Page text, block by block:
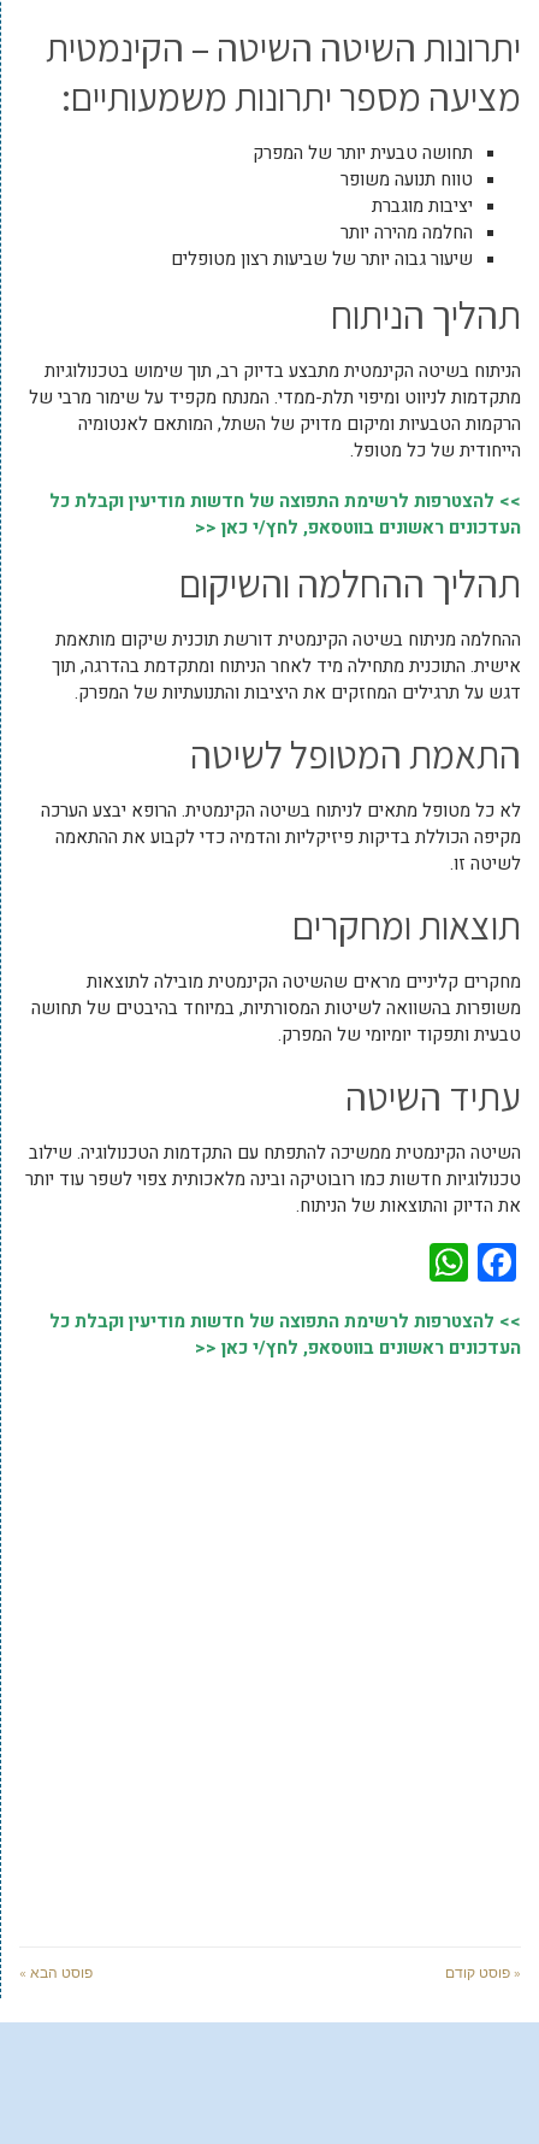
יתרונות השיטה השיטה – הקינמטית
מציעה מספר יתרונות משמעותיים:
תחושה טבעית יותר של המפרק
טווח תנועה משופר
יציבות מוגברת
החלמה מהירה יותר
שיעור גבוה יותר של שביעות רצון מטופלים
תהליך הניתוח
הניתוח בשיטה הקינמטית מתבצע בדיוק רב, תוך שימוש בטכנולוגיות
מתקדמות לניווט ומיפוי תלת-ממדי. המנתח מקפיד על שימור מרבי של
הרקמות הטבעיות ומיקום מדויק של השתל, המותאם לאנטומיה
הייחודית של כל מטופל.
>> להצטרפות לרשימת התפוצה של חדשות מודיעין וקבלת כל
העדכונים ראשונים בווטסאפ, לחץ/י כאן <<
תהליך ההחלמה והשיקום
ההחלמה מניתוח בשיטה הקינמטית דורשת תוכנית שיקום מותאמת
אישית. התוכנית מתחילה מיד לאחר הניתוח ומתקדמת בהדרגה, תוך
דגש על תרגילים המחזקים את היציבות והתנועתיות של המפרק.
התאמת המטופל לשיטה
לא כל מטופל מתאים לניתוח בשיטה הקינמטית. הרופא יבצע הערכה
מקיפה הכוללת בדיקות פיזיקליות והדמיה כדי לקבוע את ההתאמה
לשיטה זו.
תוצאות ומחקרים
מחקרים קליניים מראים שהשיטה הקינמטית מובילה לתוצאות
משופרות בהשוואה לשיטות המסורתיות, במיוחד בהיבטים של תחושה
טבעית ותפקוד יומיומי של המפרק.
עתיד השיטה
השיטה הקינמטית ממשיכה להתפתח עם התקדמות הטכנולוגיה. שילוב
טכנולוגיות חדשות כמו רובוטיקה ובינה מלאכותית צפוי לשפר עוד יותר
את הדיוק והתוצאות של הניתוח.
Facebook
>> להצטרפות לרשימת התפוצה של חדשות מודיעין וקבלת כל
העדכונים ראשונים בווטסאפ, לחץ/י כאן <<
« פוסט קודם פוסט הבא »